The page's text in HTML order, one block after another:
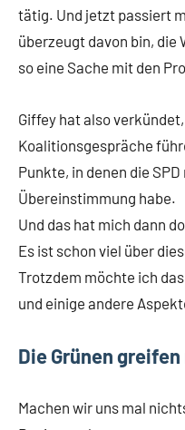
tätig. Und jetzt passiert
überzeugt davon bin, die
so eine Sache mit den
Giffey hat also
Koalitionsgespräche
Punkte, in denen die
Übereinstimmung habe.
Und das hat mich dann
Es ist schon viel über
Trotzdem möchte ich
und einige andere
Die Grünen
Machen wir uns mal